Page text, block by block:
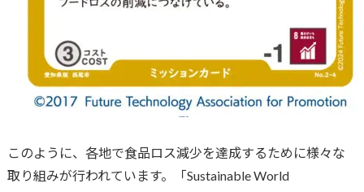
このように、各地で食品ロス減少を達成するために様々な
取り組みが行われています。「Sustainable World